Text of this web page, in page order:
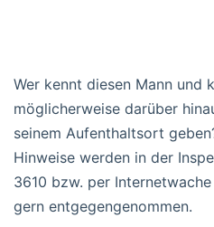
Wer kennt diesen Mann und
möglicherweise darüber
seinem Aufenthaltsort
Hinweise werden in der
3610 bzw. per Internetwache
gern entgegengenommen.